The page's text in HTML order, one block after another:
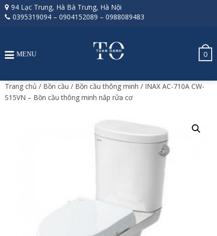
94 Lạc Trung, Hà Bà Trưng, Hà Nội
0395319094 – 0904152089 – 0988089483
0
MENU
Trang chủ / Bồn cầu / Bồn cầu thông minh / INAX AC-710A CW-
S15VN – Bồn cầu thông minh nắp rửa cơ